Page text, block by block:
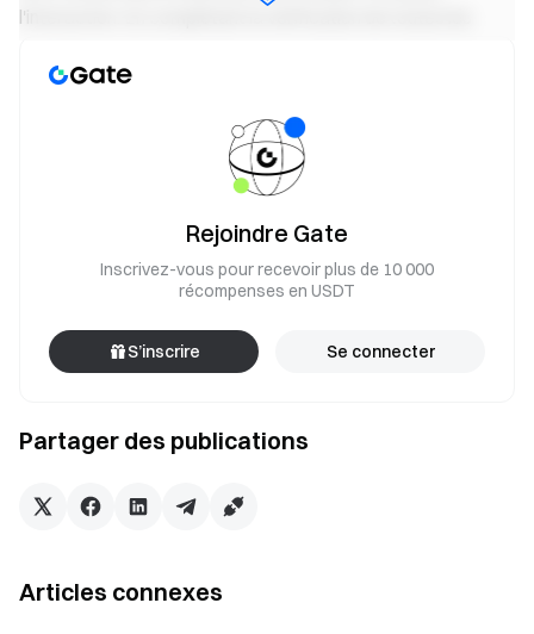
l'interaction. En complétant la vérification de toutes les
récompenses d'airdrop!
Suivre les comptes des médias sociaux
Complétez les comptes de médias sociaux et retournez
aux tâches Gate Web3 pour vérification.
doivent être terminées pour finaliser la vérification.
Augmentez la chance de recevoir des airdrops :
pour augmenter la chance de recevoir des airdrops.
Commencez à interagir.
Accédez à la page 'Airdrop - Airdrop de la place des
Partager des publications
Rejoindre Gate
Inscrivez-vous pour recevoir plus de 10 000
récompenses en USDT
S’inscrire Se connecter
Articles connexes